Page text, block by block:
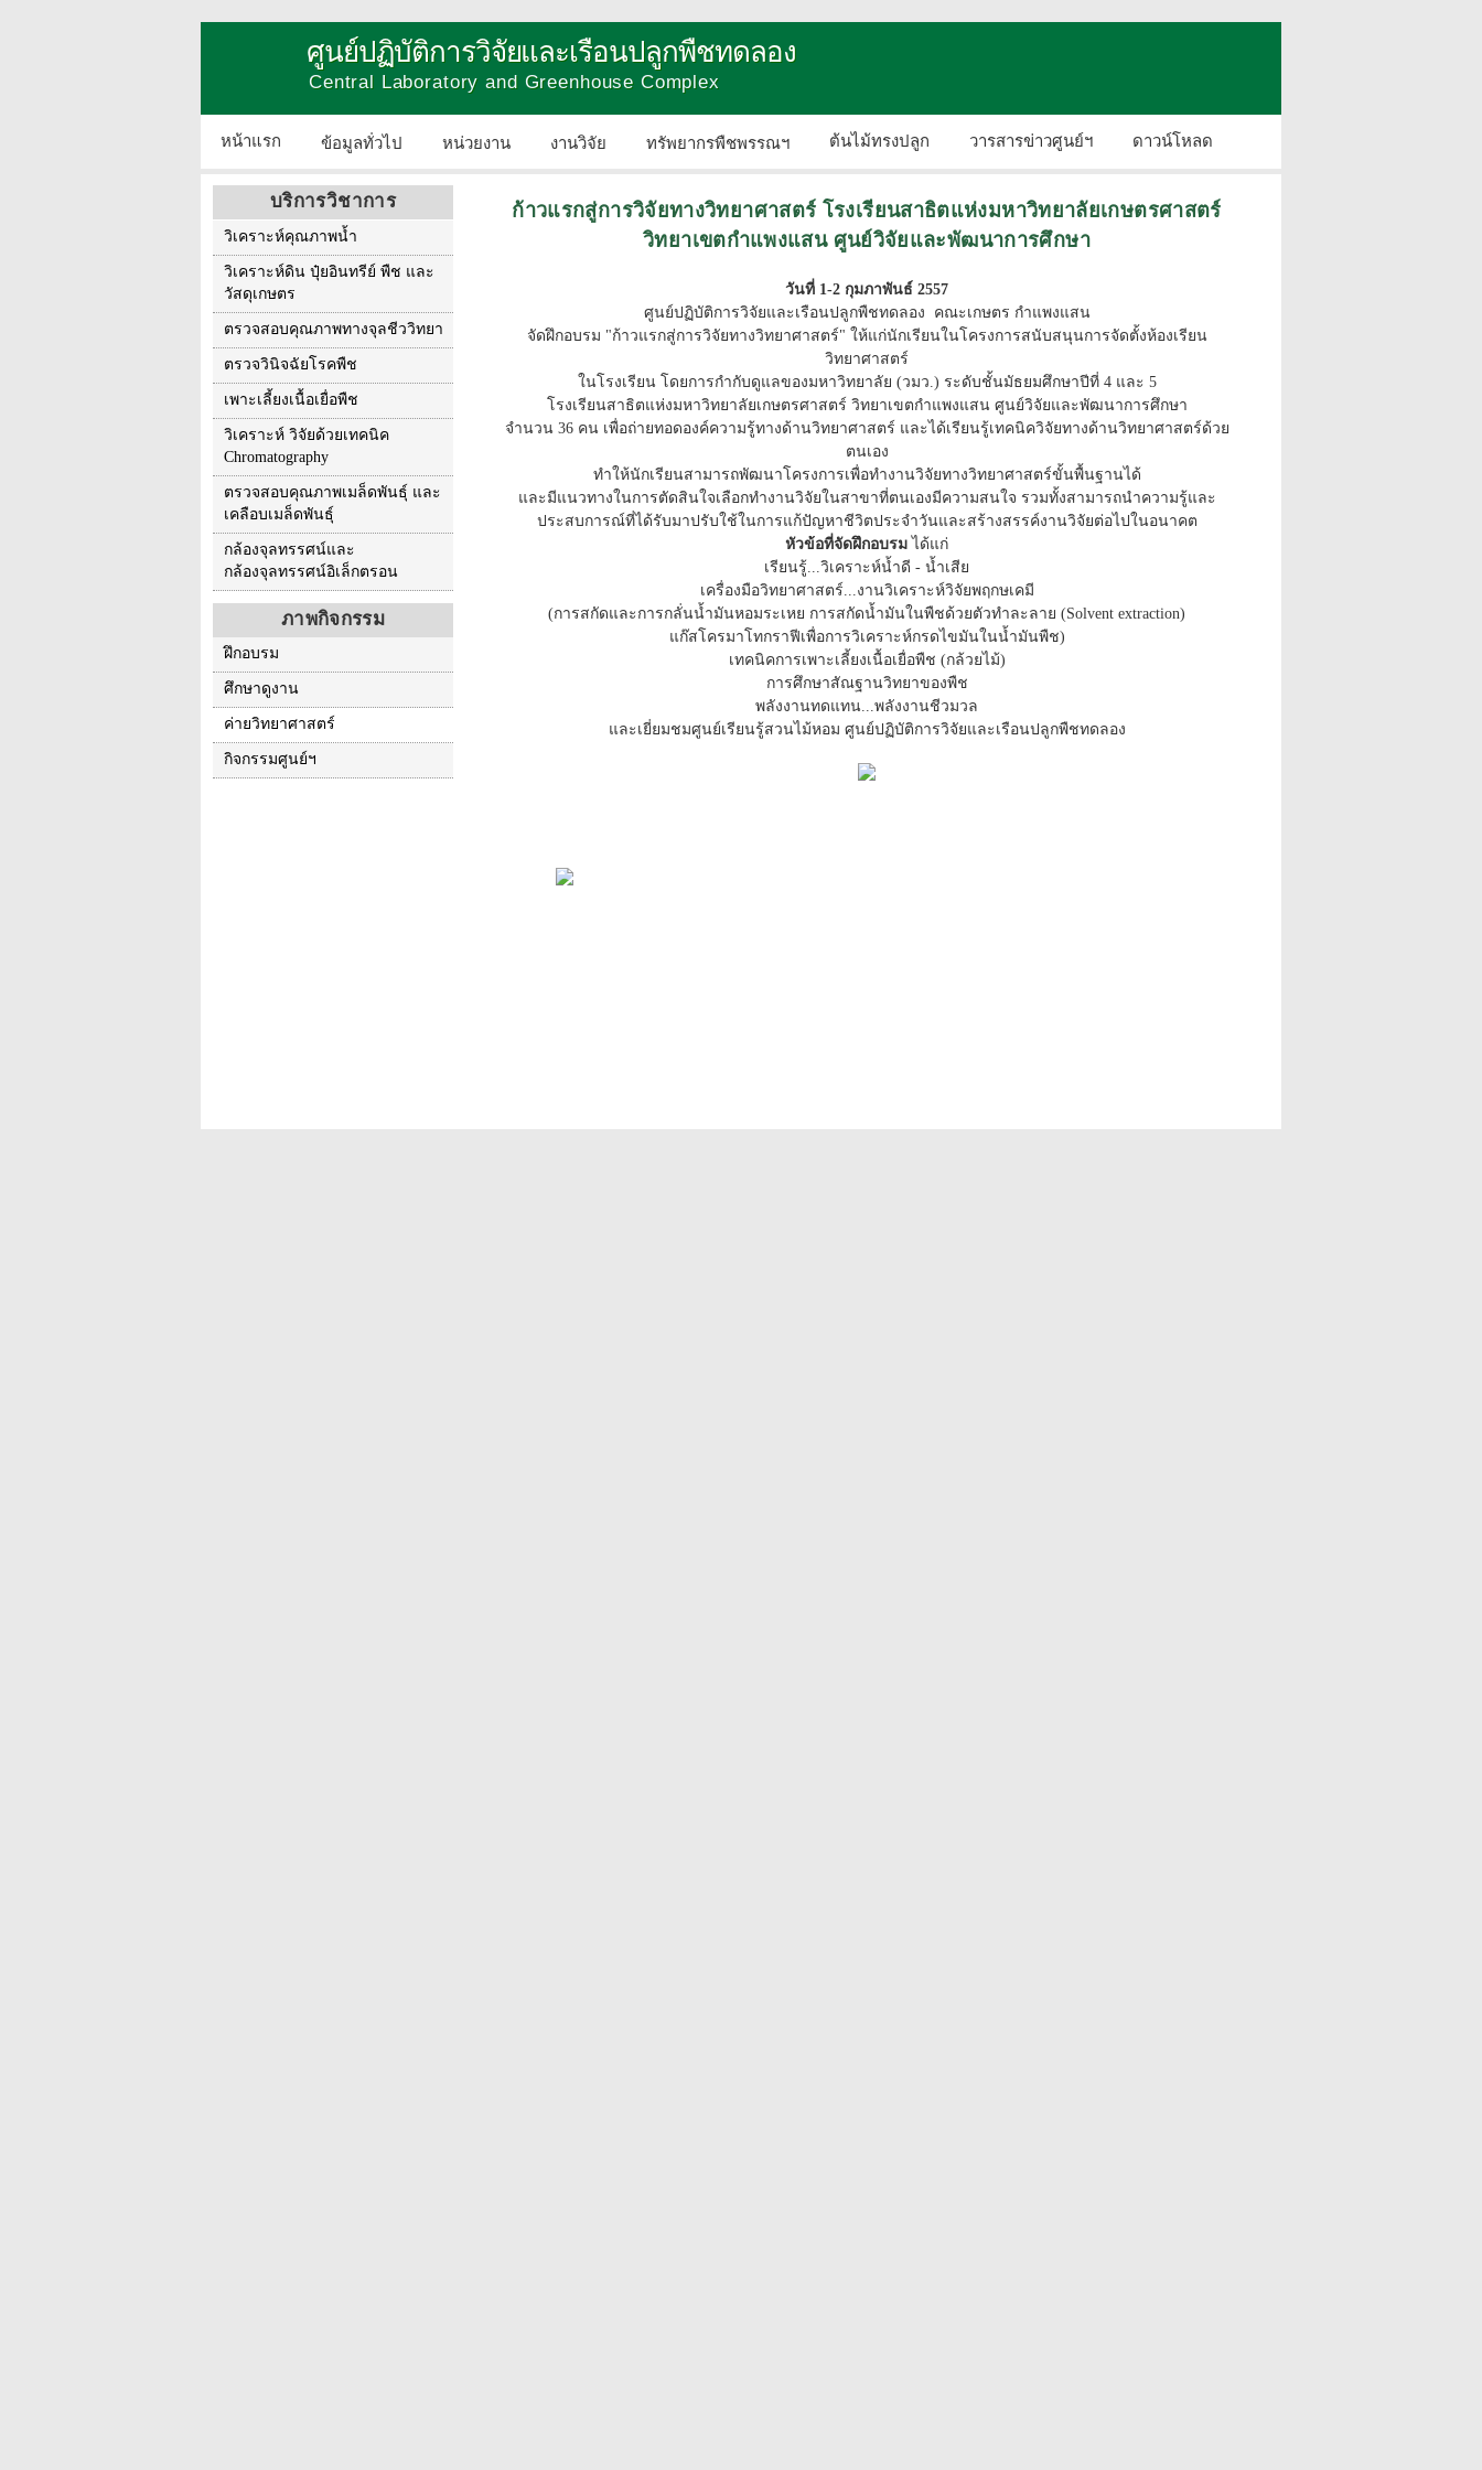
ศูนย์ปฏิบัติการวิจัยและเรือนปลูกพืชทดลอง
Central Laboratory and Greenhouse Complex
หน้าแรก ข้อมูลทั่วไป หน่วยงาน งานวิจัย ทรัพยากรพืชพรรณฯ ต้นไม้ทรงปลูก วารสารข่าวศูนย์ฯ ดาวน์โหลด
ติดต่อเรา
บริการวิชาการ
วิเคราะห์คุณภาพน้ำ
วิเคราะห์ดิน ปุ๋ยอินทรีย์ พืช และ
วัสดุเกษตร
ตรวจสอบคุณภาพทางจุลชีววิทยา
ตรวจวินิจฉัยโรคพืช
เพาะเลี้ยงเนื้อเยื่อพืช
วิเคราะห์ วิจัยด้วยเทคนิค
Chromatography
ตรวจสอบคุณภาพเมล็ดพันธุ์ และ
เคลือบเมล็ดพันธุ์
กล้องจุลทรรศน์และ
กล้องจุลทรรศน์อิเล็กตรอน
ภาพกิจกรรม
ฝึกอบรม
ศึกษาดูงาน
ค่ายวิทยาศาสตร์
กิจกรรมศูนย์ฯ
ก้าวแรกสู่การวิจัยทางวิทยาศาสตร์ โรงเรียนสาธิตแห่งมหาวิทยาลัยเกษตรศาสตร์
วิทยาเขตกำแพงแสน ศูนย์วิจัยและพัฒนาการศึกษา
วันที่ 1-2 กุมภาพันธ์ 2557
ศูนย์ปฏิบัติการวิจัยและเรือนปลูกพืชทดลอง คณะเกษตร กำแพงแสน
จัดฝึกอบรม "ก้าวแรกสู่การวิจัยทางวิทยาศาสตร์" ให้แก่นักเรียนในโครงการสนับสนุนการจัดตั้งห้องเรียน
วิทยาศาสตร์
ในโรงเรียน โดยการกำกับดูแลของมหาวิทยาลัย (วมว.) ระดับชั้นมัธยมศึกษาปีที่ 4 และ 5
โรงเรียนสาธิตแห่งมหาวิทยาลัยเกษตรศาสตร์ วิทยาเขตกำแพงแสน ศูนย์วิจัยและพัฒนาการศึกษา
จำนวน 36 คน เพื่อถ่ายทอดองค์ความรู้ทางด้านวิทยาศาสตร์ และได้เรียนรู้เทคนิควิจัยทางด้านวิทยาศาสตร์ด้วย
ตนเอง
ทำให้นักเรียนสามารถพัฒนาโครงการเพื่อทำงานวิจัยทางวิทยาศาสตร์ขั้นพื้นฐานได้
และมีแนวทางในการตัดสินใจเลือกทำงานวิจัยในสาขาที่ตนเองมีความสนใจ รวมทั้งสามารถนำความรู้และ
ประสบการณ์ที่ได้รับมาปรับใช้ในการแก้ปัญหาชีวิตประจำวันและสร้างสรรค์งานวิจัยต่อไปในอนาคต
หัวข้อที่จัดฝึกอบรม ได้แก่
เรียนรู้...วิเคราะห์น้ำดี - น้ำเสีย
เครื่องมือวิทยาศาสตร์...งานวิเคราะห์วิจัยพฤกษเคมี
(การสกัดและการกลั่นน้ำมันหอมระเหย การสกัดน้ำมันในพืชด้วยตัวทำละลาย (Solvent extraction)
แก๊สโครมาโทกราฟีเพื่อการวิเคราะห์กรดไขมันในน้ำมันพืช)
เทคนิคการเพาะเลี้ยงเนื้อเยื่อพืช (กล้วยไม้)
การศึกษาสัณฐานวิทยาของพืช
พลังงานทดแทน...พลังงานชีวมวล
และเยี่ยมชมศูนย์เรียนรู้สวนไม้หอม ศูนย์ปฏิบัติการวิจัยและเรือนปลูกพืชทดลอง